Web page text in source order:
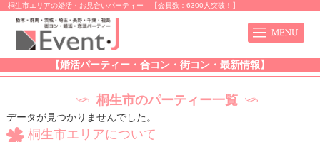
桐生市エリアの婚活・お見合いパーティー 【会員数：6300人突破！】
【婚活パーティー・合コン・街コン・最新情報】
桐生市のパーティー一覧
データが見つかりませんでした。
桐生市エリアについて